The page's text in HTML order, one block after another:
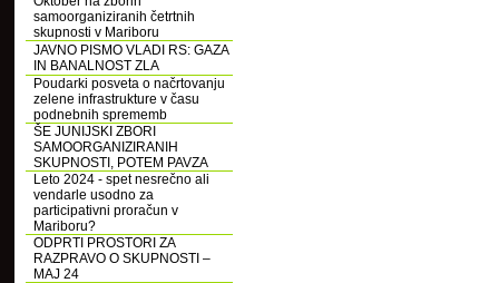
samoorganiziranih četrtnih
skupnosti v Mariboru
JAVNO PISMO VLADI RS: GAZA
IN BANALNOST ZLA
Poudarki posveta o načrtovanju
zelene infrastrukture v času
podnebnih sprememb
ŠE JUNIJSKI ZBORI
SAMOORGANIZIRANIH
SKUPNOSTI, POTEM PAVZA
Leto 2024 - spet nesrečno ali
vendarle usodno za
participativni proračun v
Mariboru?
ODPRTI PROSTORI ZA
RAZPRAVO O SKUPNOSTI –
MAJ 24